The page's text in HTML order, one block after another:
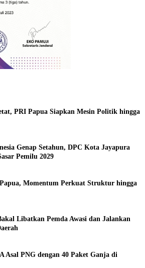
PRI Papua Siapkan Mesin Politik hingga
Genap Setahun, DPC Kota Jayapura
Pemilu 2029
Momentum Perkuat Struktur hingga
Libatkan Pemda Awasi dan Jalankan
Asal PNG dengan 40 Paket Ganja di